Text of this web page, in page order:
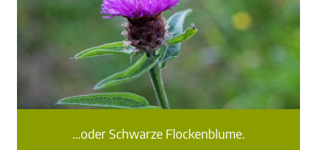
…oder Schwarze Flockenblume.